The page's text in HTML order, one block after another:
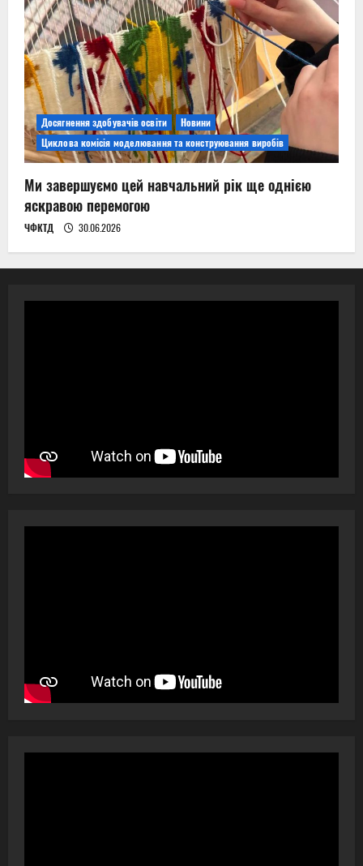
Досягнення здобувачів освіти
Новини
Циклова комісія моделювання та конструювання виробів
Ми завершуємо цей навчальний рік ще однією
яскравою перемогою
ЧФКТД 30.06.2026